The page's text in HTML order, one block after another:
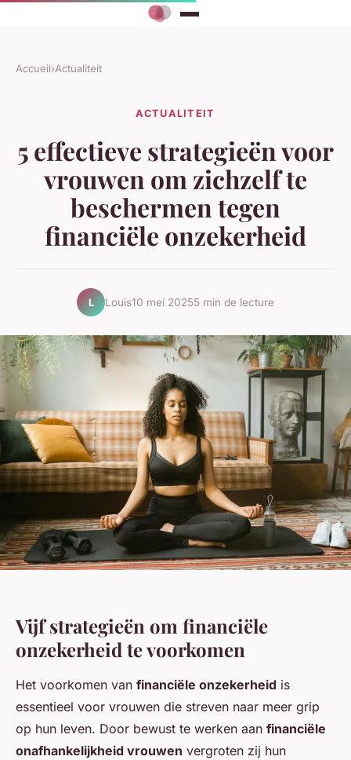
Accueil›Actualiteit
ACTUALITEIT
5 effectieve strategieën voor
vrouwen om zichzelf te
beschermen tegen
financiële onzekerheid
L Louis10 mei 20255 min de lecture
Vijf strategieën om financiële
onzekerheid te voorkomen
Het voorkomen van financiële onzekerheid is
essentieel voor vrouwen die streven naar meer grip
op hun leven. Door bewust te werken aan financiële
onafhankelijkheid vrouwen vergroten zij hun